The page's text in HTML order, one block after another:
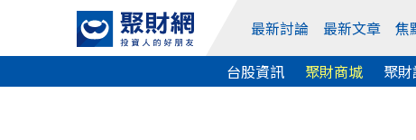
最新討論 最新文章 焦
台股資訊
聚財商城 聚